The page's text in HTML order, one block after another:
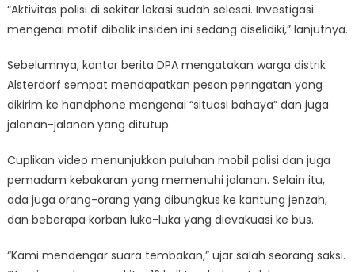
“Aktivitas polisi di sekitar lokasi sudah selesai. Investigasi
mengenai motif dibalik insiden ini sedang diselidiki,” lanjutnya.
Sebelumnya, kantor berita DPA mengatakan warga distrik
Alsterdorf sempat mendapatkan pesan peringatan yang
dikirim ke handphone mengenai “situasi bahaya” dan juga
jalanan-jalanan yang ditutup.
Cuplikan video menunjukkan puluhan mobil polisi dan juga
pemadam kebakaran yang memenuhi jalanan. Selain itu,
ada juga orang-orang yang dibungkus ke kantung jenzah,
dan beberapa korban luka-luka yang dievakuasi ke bus.
“Kami mendengar suara tembakan,” ujar salah seorang saksi.